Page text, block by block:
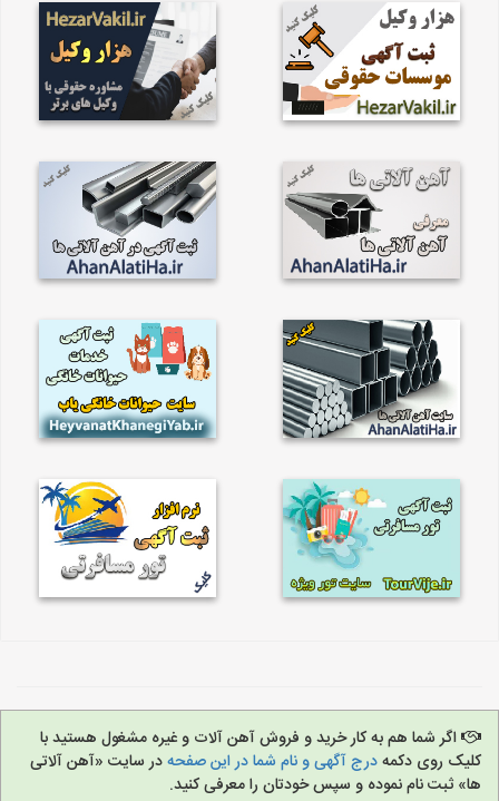
اگر شما هم به کار خرید و فروش آهن آلات و غیره مشغول هستید با
کلیک روی دکمهدرج آگهی و نام شما در این صفحهدر سایت «آهن آلاتی
ها» ثبت نام نموده و سپس خودتان را معرفی کنید.